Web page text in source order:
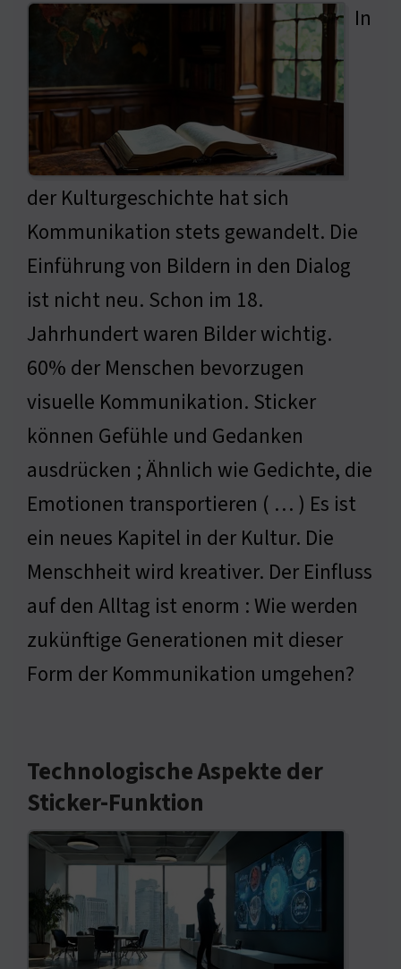
In
der Kulturgeschichte hat sich
Kommunikation stets gewandelt. Die
Einführung von Bildern in den Dialog
ist nicht neu. Schon im 18.
Jahrhundert waren Bilder wichtig.
60% der Menschen bevorzugen
visuelle Kommunikation. Sticker
können Gefühle und Gedanken
ausdrücken ; Ähnlich wie Gedichte, die
Emotionen transportieren ( … ) Es ist
ein neues Kapitel in der Kultur. Die
Menschheit wird kreativer. Der Einfluss
auf den Alltag ist enorm : Wie werden
zukünftige Generationen mit dieser
Form der Kommunikation umgehen?
Technologische Aspekte der
Sticker-Funktion